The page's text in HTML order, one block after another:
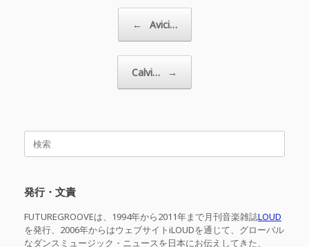
← Avici…
Calvi… →
検
発行・文責
FUTUREGROOVEは、1994年から2011年まで月刊音楽雑誌LOUD
を発行、2006年からはウェブサイトiLOUDを通じて、グローバル
なダンスミュージック・ニュースを日本にお伝えしてきた、